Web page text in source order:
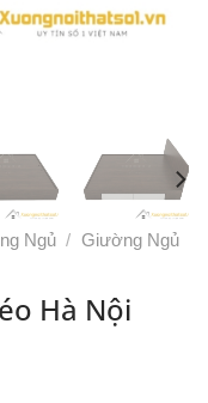
Ngủ / Giường Ngủ
Hà Nội